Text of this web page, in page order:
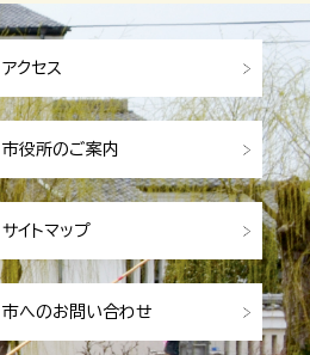
アクセス
市役所のご案内
サイトマップ
市へのお問い合わせ